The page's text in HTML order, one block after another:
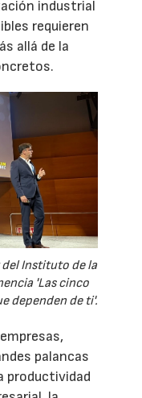
industrial
requieren
allá de la
Instituto de la
'Las cinco
dependen de ti'.
palancas
productividad